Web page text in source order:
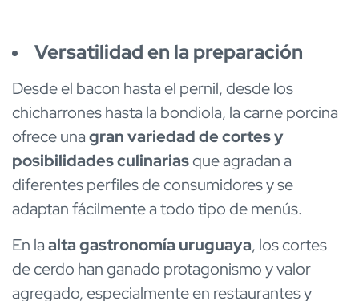
Versatilidad en la preparación
Desde el bacon hasta el pernil, desde los
chicharrones hasta la bondiola, la carne porcina
ofrece unagran variedad de cortes y
posibilidades culinariasque agradan a
diferentes perfiles de consumidores y se
adaptan fácilmente a todo tipo de menús.
En laalta gastronomía uruguaya, los cortes
de cerdo han ganado protagonismo y valor
agregado, especialmente en restaurantes y